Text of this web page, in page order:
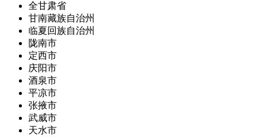
全甘肃省
甘南藏族自治州
临夏回族自治州
陇南市
定西市
庆阳市
酒泉市
平凉市
张掖市
武威市
天水市